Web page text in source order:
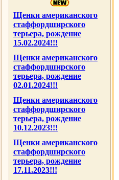
Щенки американского
стаффордширского
терьера, рождение
15.02.2024!!!
Щенки американского
стаффордширского
терьера, рождение
02.01.2024!!!
Щенки американского
стаффордширского
терьера, рождение
10.12.2023!!!
Щенки американского
стаффордширского
терьера, рождение
17.11.2023!!!